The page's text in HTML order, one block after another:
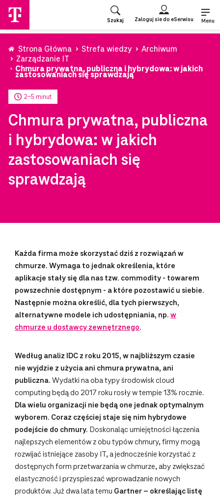
strony
głównej
Szukaj Zaloguj sie do eSerwisu Menu
Strona Główna Strefa wiedzy
Archiwum
Zarządzanie IT
Chmura prywatna, publiczna i hybrydowa: w jakich
zastosowaniach się sprawdzają
2-5 minut
Chmura prywatna, publiczna
i hybrydowa: w jakich
zastosowaniach się
sprawdzają
Każda firma może skorzystać dziś z rozwiązań w
chmurze. Wymaga to jednak określenia, które
aplikacje stały się dla nas tzw. commodity - towarem
powszechnie dostępnym - a które pozostawić u siebie.
Następnie można określić, dla tych pierwszych,
alternatywne modele ich udostępniania, np. w
chmurze u dostawcy zewnętrznego.
Według analiz IDC z roku 2015, w najbliższym czasie
nie wyjdzie z użycia ani chmura prywatna, ani
publiczna. Wydatki na oba typy środowisk cloud
computing będą do 2017 roku rosły w tempie 13% rocznie.
Dla wielu organizacji nie będą one jednak optymalnym
wyborem. Coraz częściej staje się nim hybrydowe
podejście do chmury. Doskonaląc umiejętności łączenia
najlepszych elementów z obu typów chmury, firmy mogą
rozwijać istniejące zasoby IT, a jednocześnie korzystać z
dostępnych form przetwarzania w chmurze, aby zwiększać
elastyczność i przyspieszać wprowadzanie nowych
produktów. Już dwa lata temu Gartner – określając listę